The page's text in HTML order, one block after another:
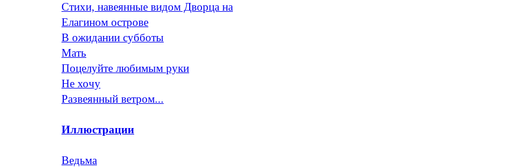
Стихи, навеянные видом Дворца на
Елагином острове
В ожидании субботы
Мать
Поцелуйте любимым руки
Не хочу
Развеянный ветром...
Иллюстрации
Ведьма